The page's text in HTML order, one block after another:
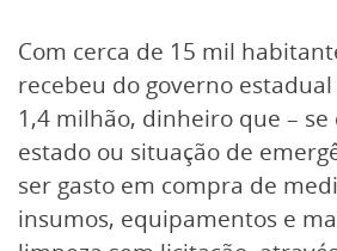
Com cerca de 15 mil
recebeu do governo
1,4 milhão, dinheiro que –
estado ou situação de
ser gasto em compra de
insumos, equipamentos e